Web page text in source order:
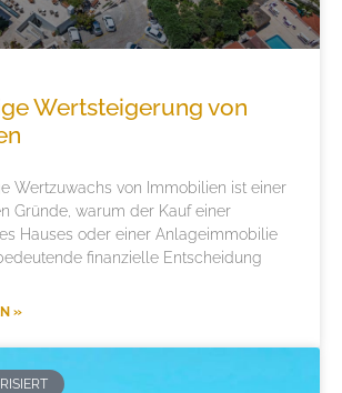
Wertsteigerung von
Wertzuwachs von Immobilien ist einer
Gründe, warum der Kauf einer
Hauses oder einer Anlageimmobilie
finanzielle Entscheidung
»